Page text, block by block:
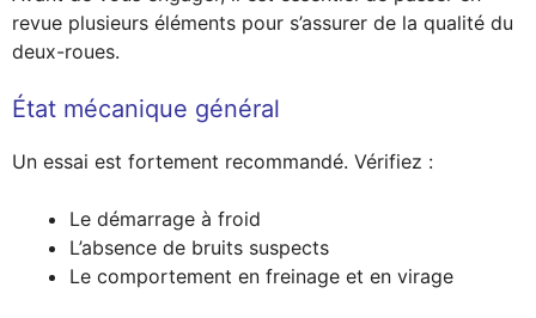
revue plusieurs éléments pour s’assurer de la qualité du
deux-roues.
État mécanique général
Un essai est fortement recommandé. Vérifiez :
Le démarrage à froid
L’absence de bruits suspects
Le comportement en freinage et en virage